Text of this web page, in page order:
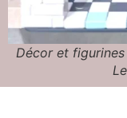
Décor et